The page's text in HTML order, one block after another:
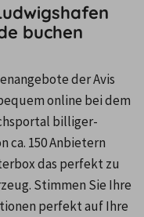
buchen
der Avis
online bei dem
billiger-
ca. 150 Anbietern
das perfekt zu
Stimmen Sie Ihre
perfekt auf Ihre